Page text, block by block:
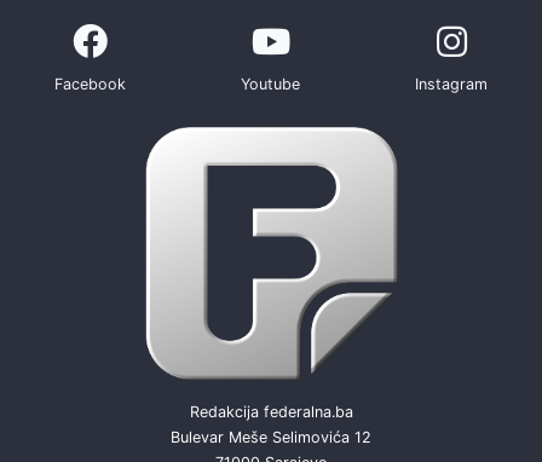
Facebook Youtube Instagram
Redakcija federalna.ba
Bulevar Meše Selimovića 12